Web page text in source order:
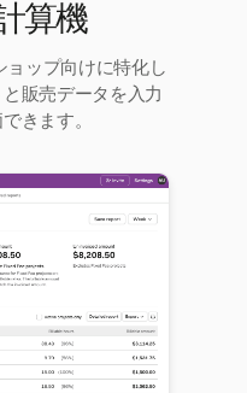
算機
ップ向けに特化し
販売データを入力
きます。